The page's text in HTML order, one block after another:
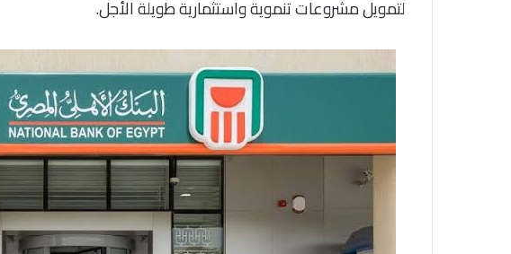
لتمويل مشروعات تنموية واستثمارية طويلة الأجل.